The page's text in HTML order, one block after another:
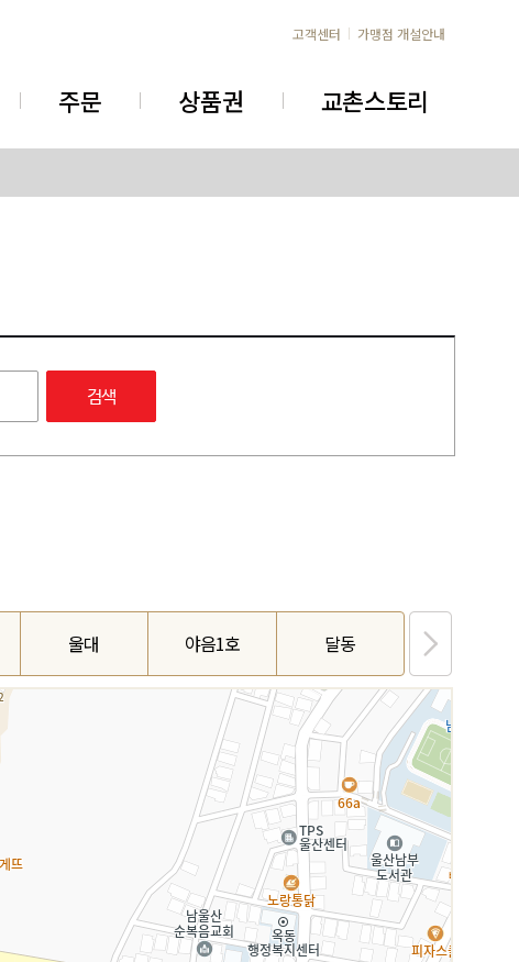
고객센터
가맹점 개설안내
주문 상품권 교촌스토리
검색
울대 야음1호 달동